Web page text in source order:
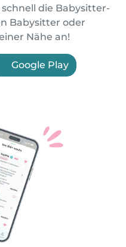
die Babysitter-
Babysitter oder
Nähe an!
Google Play